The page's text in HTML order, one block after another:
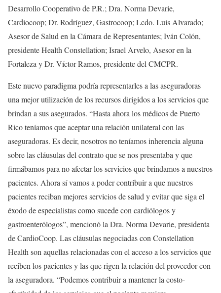
Desarrollo Cooperativo de P.R.; Dra. Norma Devarie,
Cardiocoop; Dr. Rodríguez, Gastrocoop; Lcdo. Luis Alvarado;
Asesor de Salud en la Cámara de Representantes; Iván Colón,
presidente Health Constellation; Israel Arvelo, Asesor en la
Fortaleza y Dr. Víctor Ramos, presidente del CMCPR.
Este nuevo paradigma podría representarles a las aseguradoras
una mejor utilización de los recursos dirigidos a los servicios que
brindan a sus asegurados. “Hasta ahora los médicos de Puerto
Rico teníamos que aceptar una relación unilateral con las
aseguradoras. Es decir, nosotros no teníamos inherencia alguna
sobre las cláusulas del contrato que se nos presentaba y que
firmábamos para no afectar los servicios que brindamos a nuestros
pacientes. Ahora sí vamos a poder contribuir a que nuestros
pacientes reciban mejores servicios de salud y evitar que siga el
éxodo de especialistas como sucede con cardiólogos y
gastroenterólogos”, mencionó la Dra. Norma Devarie, presidenta
de CardioCoop. Las cláusulas negociadas con Constellation
Health son aquellas relacionadas con el acceso a los servicios que
reciben los pacientes y las que rigen la relación del proveedor con
la aseguradora. “Podemos contribuir a mantener la costo-